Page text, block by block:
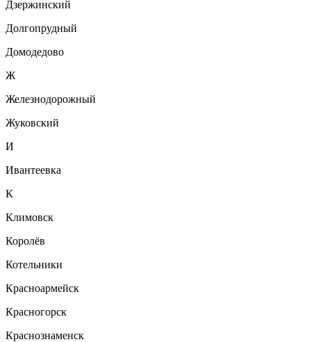
Дзержинский
Долгопрудный
Домодедово
Ж
Железнодорожный
Жуковский
И
Ивантеевка
К
Климовск
Королёв
Котельники
Красноармейск
Красногорск
Краснознаменск